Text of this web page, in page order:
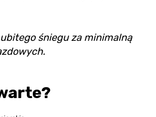
śniegu za minimalną